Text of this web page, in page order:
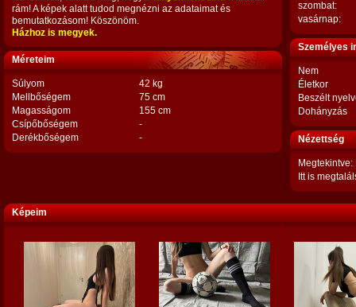
rám! A képek alatt tudod megnézni az adataimat és
bemutatkozásom! Köszönöm.
Házhoz is megyek.
Méreteim
Súlyom
42 kg
Mellbőségem
75 cm
Magasságom
155 cm
Csípőbőségem
-
Derékbőségem
-
szombat:
vasárnap:
Személyes
Nem
Életkor
Beszélt
Dohányzás
Nézettség
Megtekintve:
Itt is
Képeim